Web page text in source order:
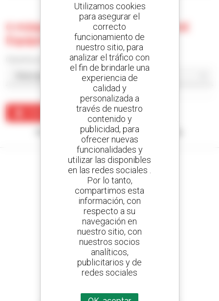
0 máquina usada en Mid-Central
Equipment, Inc. - Henning
Crear una alerta
Ningún resultado corresponde con su búsqueda.
Cree sus alertas
y reciba anuncios de equipos de ocasión
800 concesionarios
Manitou por todo el mundo
Utilizamos cookies
para asegurar el
correcto
funcionamiento de
nuestro sitio, para
analizar el tráfico con
el fin de brindarle una
experiencia de
calidad y
personalizada a
través de nuestro
contenido y
publicidad, para
ofrecer nuevas
funcionalidades y
utilizar las disponibles
en las redes sociales .
Por lo tanto,
compartimos esta
información, con
respecto a su
navegación en
nuestro sitio, con
nuestros socios
analíticos,
publicitarios y de
redes sociales